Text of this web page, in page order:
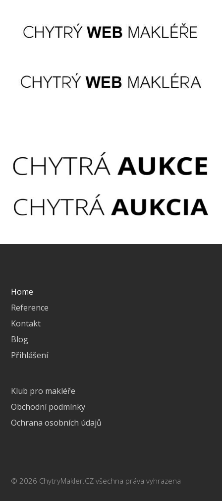
Home
Reference
Kontakt
Blog
Přihlášení
Klub pro makléře
Obchodní podmínky
Ochrana osobních údajů
© 2026 ChytryMakler.CZ všechna práva vyhrazena